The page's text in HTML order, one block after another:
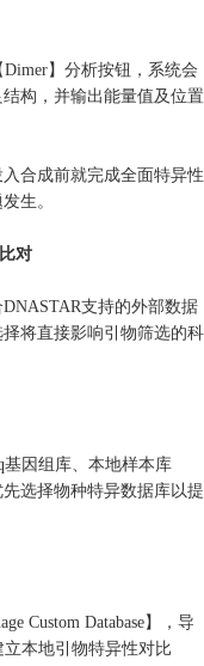
】分析按钮，系统会
构，并输出能量值及位置
合成前就完成全面特异性
生。
对
支持的外部数据
将直接影响引物筛选的科
因组库、本地样本库
选择物种特异数据库以提
Custom Database】，导
本地引物特异性对比